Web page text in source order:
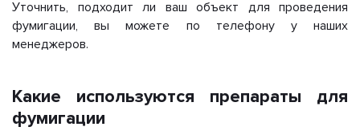
Уточнить, подходит ли ваш объект для проведения
фумигации, вы можете по телефону у наших
менеджеров.
Какие используются препараты для
фумигации